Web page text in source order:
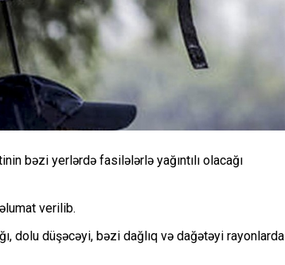
bəzi yerlərdə fasilələrlə yağıntılı olacağı
verilib.
dolu düşəcəyi, bəzi dağlıq və dağətəyi rayonlarda